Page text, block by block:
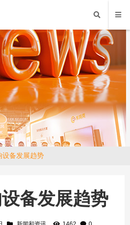
设备发展趋势
备发展趋势